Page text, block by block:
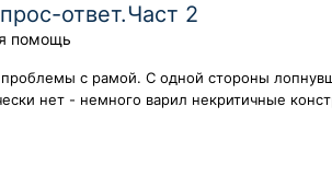
ответ.Част 2
помощь
с рамой. С одной стороны
нет - немного варил некритичные